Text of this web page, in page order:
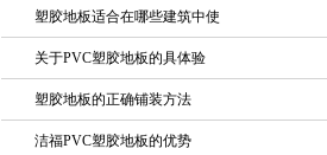
塑胶地板适合在哪些建筑中使
关于PVC塑胶地板的具体验
塑胶地板的正确铺装方法
洁福PVC塑胶地板的优势